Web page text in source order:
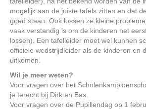
mogelijk aan de juiste tafels zitten en dat
goed staan. Ook lossen ze kleine
vaak verstandig is om de kinderen het
lossen). Een tafelleider moet wel kunnen
officiele wedstrijdleider als de kinderen en
uitkomen.
Wil je meer weten?
Voor vragen over het
je terecht bij Dirk en Bas.
Voor vragen over de Pupillendag op 1